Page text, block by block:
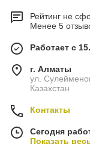
Рейтинг не
Менее 5
Работает с
г. Алматы
ул.
Казахстан
Контакты
Сегодня
Показать